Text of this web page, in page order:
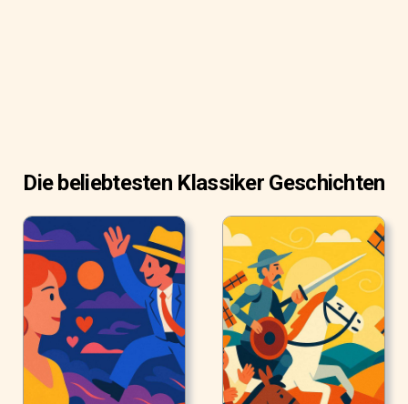
Die beliebtesten Klassiker Geschichten